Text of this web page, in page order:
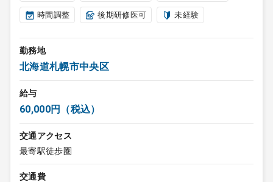
時間調整 後期研修医可 未経験
勤務地
北海道札幌市中央区
給与
60,000円（税込）
交通アクセス
最寄駅徒歩圏
交通費